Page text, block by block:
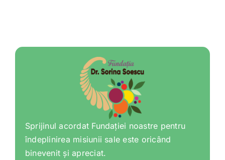
Sprijinul acordat Fundației noastre pentru
îndeplinirea misiunii sale este oricând
binevenit și apreciat.